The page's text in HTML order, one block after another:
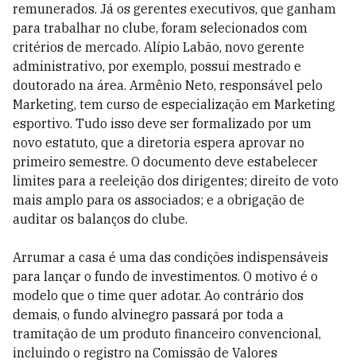
remunerados. Já os gerentes executivos, que ganham
para trabalhar no clube, foram selecionados com
critérios de mercado. Alípio Labão, novo gerente
administrativo, por exemplo, possui mestrado e
doutorado na área. Armênio Neto, responsável pelo
Marketing, tem curso de especialização em Marketing
esportivo. Tudo isso deve ser formalizado por um
novo estatuto, que a diretoria espera aprovar no
primeiro semestre. O documento deve estabelecer
limites para a reeleição dos dirigentes; direito de voto
mais amplo para os associados; e a obrigação de
auditar os balanços do clube.
Arrumar a casa é uma das condições indispensáveis
para lançar o fundo de investimentos. O motivo é o
modelo que o time quer adotar. Ao contrário dos
demais, o fundo alvinegro passará por toda a
tramitação de um produto financeiro convencional,
incluindo o registro na Comissão de Valores